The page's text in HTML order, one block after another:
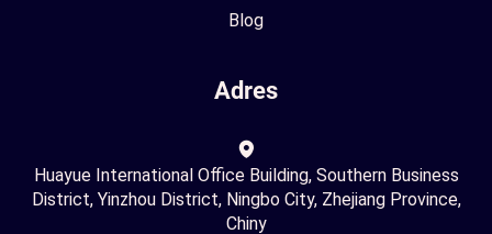
Blog
Adres
Huayue International Office Building, Southern Business
District, Yinzhou District, Ningbo City, Zhejiang Province,
Chiny